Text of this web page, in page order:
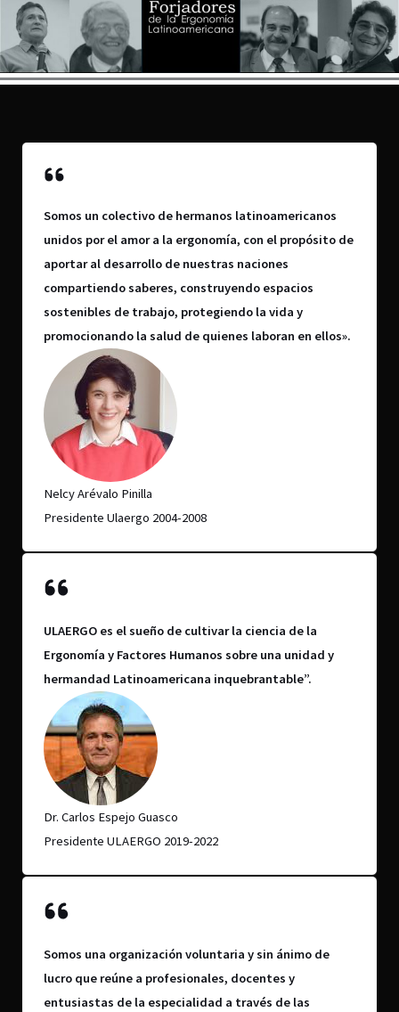
Somos un colectivo de hermanos latinoamericanos
unidos por el amor a la ergonomía, con el propósito de
aportar al desarrollo de nuestras naciones
compartiendo saberes, construyendo espacios
sostenibles de trabajo, protegiendo la vida y
promocionando la salud de quienes laboran en ellos».
Nelcy Arévalo Pinilla
Presidente Ulaergo 2004-2008
ULAERGO es el sueño de cultivar la ciencia de la
Ergonomía y Factores Humanos sobre una unidad y
hermandad Latinoamericana inquebrantable”.
Dr. Carlos Espejo Guasco
Presidente ULAERGO 2019-2022
Somos una organización voluntaria y sin ánimo de
lucro que reúne a profesionales, docentes y
entusiastas de la especialidad a través de las